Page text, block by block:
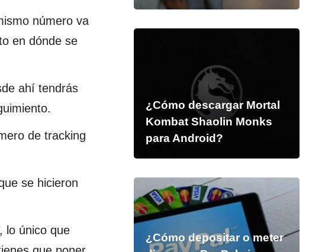
número va
en dónde se
ahí tendrás
de tracking
se hicieron
lo único que
¿Cómo descargar Mortal
Kombat Shaolin Monks
para Android?
¿Cómo depositar o meter